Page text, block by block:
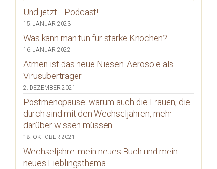
Und jetzt… Podcast!
15. JANUAR 2023
Was kann man tun für starke Knochen?
16. JANUAR 2022
Atmen ist das neue Niesen: Aerosole als
Virusüberträger
2. DEZEMBER 2021
Postmenopause: warum auch die Frauen, die
durch sind mit den Wechseljahren, mehr
darüber wissen müssen
18. OKTOBER 2021
Wechseljahre: mein neues Buch und mein
neues Lieblingsthema